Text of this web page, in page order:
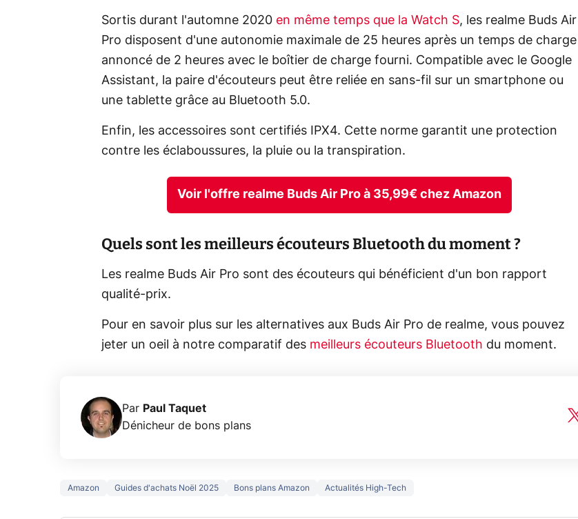
Sortis durant l'automne 2020 en même temps que la Watch S, les realme Buds Air
Pro disposent d'une autonomie maximale de 25 heures après un temps de charge
annoncé de 2 heures avec le boîtier de charge fourni. Compatible avec le Google
Assistant, la paire d'écouteurs peut être reliée en sans-fil sur un smartphone ou
une tablette grâce au Bluetooth 5.0.
Enfin, les accessoires sont certifiés IPX4. Cette norme garantit une protection
contre les éclaboussures, la pluie ou la transpiration.
Voir l'offre realme Buds Air Pro à 35,99€ chez Amazon
Quels sont les meilleurs écouteurs Bluetooth du moment ?
Les realme Buds Air Pro sont des écouteurs qui bénéficient d'un bon rapport
qualité-prix.
Pour en savoir plus sur les alternatives aux Buds Air Pro de realme, vous pouvez
jeter un oeil à notre comparatif des meilleurs écouteurs Bluetooth du moment.
Par Paul Taquet
Dénicheur de bons plans
Amazon Guides d'achats Noël 2025 Bons plans Amazon Actualités High-Tech